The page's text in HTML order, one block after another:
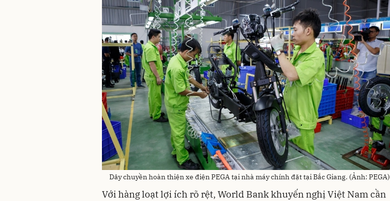
Dây chuyền hoàn thiện xe điện PEGA tại nhà máy chính đặt tại Bắc Giang. (Ảnh: PEGA)
Với hàng loạt lợi ích rõ rệt, World Bank khuyến nghị Việt Nam cần